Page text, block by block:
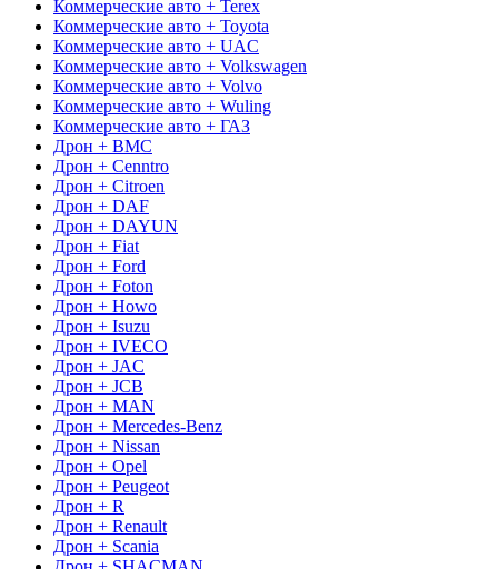
Коммерческие авто + Terex
Коммерческие авто + Toyota
Коммерческие авто + UAC
Коммерческие авто + Volkswagen
Коммерческие авто + Volvo
Коммерческие авто + Wuling
Коммерческие авто + ГАЗ
Дрон + BMC
Дрон + Cenntro
Дрон + Citroen
Дрон + DAF
Дрон + DAYUN
Дрон + Fiat
Дрон + Ford
Дрон + Foton
Дрон + Howo
Дрон + Isuzu
Дрон + IVECO
Дрон + JAC
Дрон + JCB
Дрон + MAN
Дрон + Mercedes-Benz
Дрон + Nissan
Дрон + Opel
Дрон + Peugeot
Дрон + R
Дрон + Renault
Дрон + Scania